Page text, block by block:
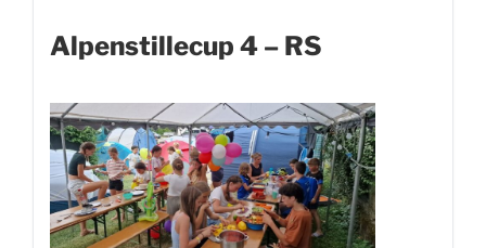
Alpenstillecup 4 – RS